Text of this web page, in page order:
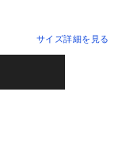
サイズ詳細を見る